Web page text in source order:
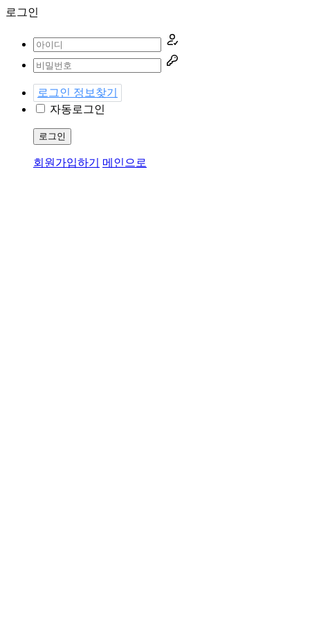
로그인
로그인 정보찾기
자동로그인
로그인
회원가입하기 메인으로